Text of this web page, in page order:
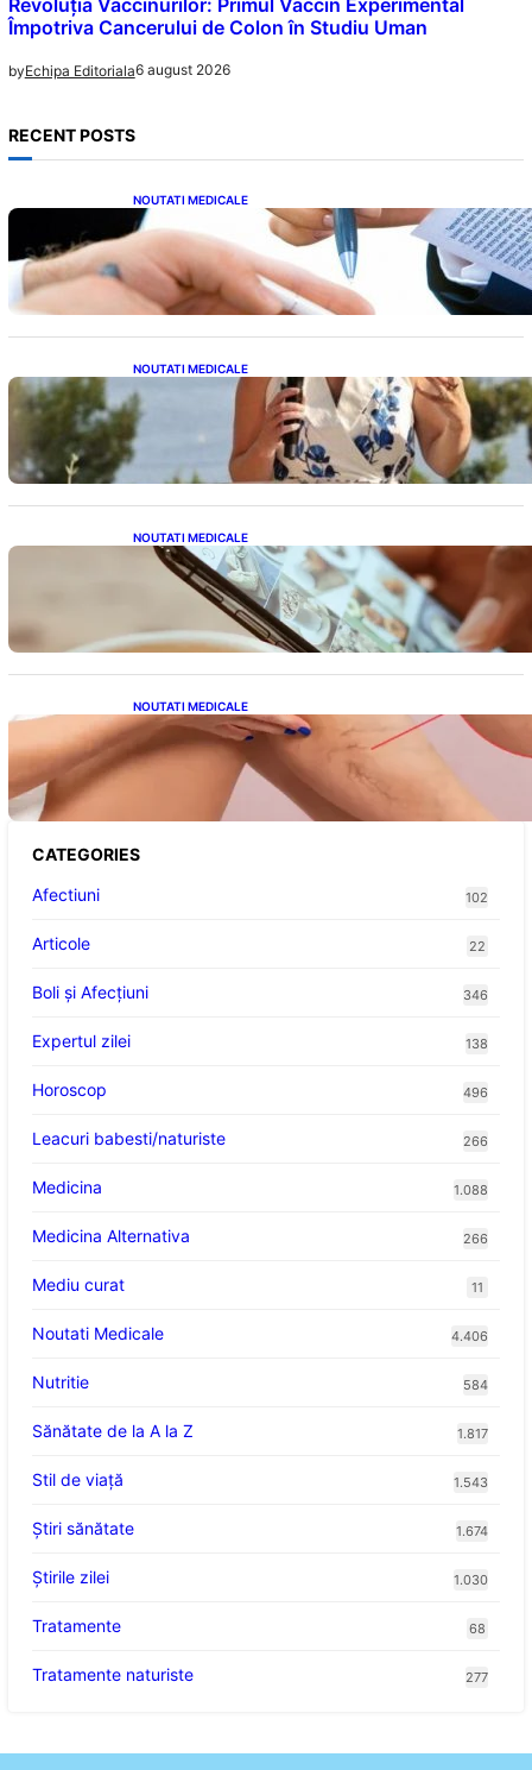
Împotriva Cancerului de Colon în Studiu Uman
byEchipa Editoriala6 august 2026
RECENT POSTS
NOUTATI MEDICALE
Acordul României cu Banca Mondială: O
Analiză Detaliată a Împrumutului și
Condițiilor Impuse
NOUTATI MEDICALE
Nașterea prințesei Eugenie la Lisabona: O
alegere plină de semnificație pentru familia
regală britanică
NOUTATI MEDICALE
Revoluția Bateriilor pentru Telefoane:
Avantaje, Provocări și Viitorul Tehnologiei
Energetice
NOUTATI MEDICALE
Varicele și Umflarea Picioarelor pe Caniculă:
Înțelegerea Simptomelor și Măsurilor de
Prevenție
CATEGORIES
Afectiuni
102
Articole 22
Boli și Afecțiuni 346
Expertul zilei 138
Horoscop 496
Leacuri babesti/naturiste 266
Medicina 1.088
Medicina Alternativa 266
Mediu curat 11
Noutati Medicale 4.406
Nutritie 584
Sănătate de la A la Z 1.817
Stil de viaţă 1.543
Ştiri sănătate 1.674
Știrile zilei 1.030
Tratamente 68
Tratamente naturiste 277